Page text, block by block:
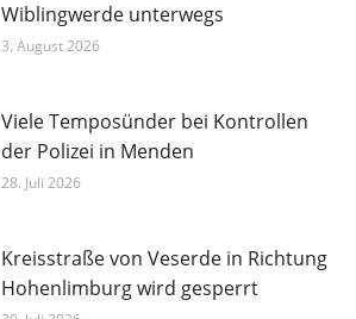
Wiblingwerde unterwegs
3. August 2026
Viele Temposünder bei Kontrollen
der Polizei in Menden
28. Juli 2026
Kreisstraße von Veserde in Richtung
Hohenlimburg wird gesperrt